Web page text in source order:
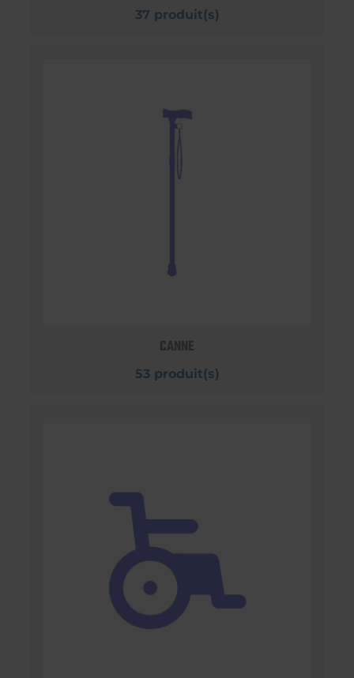
37 produit(s)
CANNE
53 produit(s)